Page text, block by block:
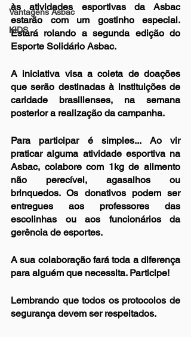
Vantagens Asbac
KIDS
às atividades esportivas da Asbac
estarão com um gostinho especial.
Estará rolando a segunda edição do
Esporte Solidário Asbac.
A iniciativa visa a coleta de doações
que serão destinadas à instituições de
caridade brasilienses, na semana
posterior a realização da campanha.
Para participar é simples... Ao vir
praticar alguma atividade esportiva na
Asbac, colabore com 1kg de alimento
não perecível, agasalhos ou
brinquedos. Os donativos podem ser
entregues aos professores das
escolinhas ou aos funcionários da
gerência de esportes.
A sua colaboração fará toda a diferença
para alguém que necessita. Participe!
Lembrando que todos os protocolos de
segurança devem ser respeitados.